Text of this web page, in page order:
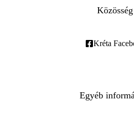
Közösség
Kréta
Egyéb